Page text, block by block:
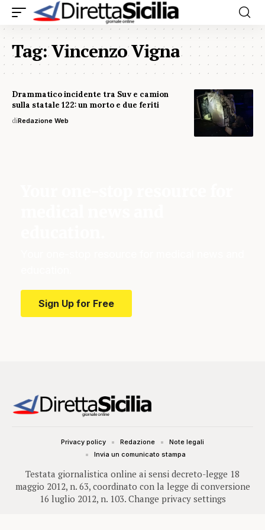
Tag:Vincenzo Vigna
Drammatico incidente tra Suv e camion
sulla statale 122: un morto e due feriti
diRedazione Web
Sign Up for Free
Testata giornalistica online ai sensi decreto-legge 18
maggio 2012, n. 63, coordinato con la legge di conversione
16 luglio 2012, n. 103. Change privacy settings
Privacy policy Redazione
Note legali
Invia un comunicato stampa